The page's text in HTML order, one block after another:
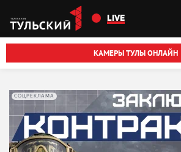
Перейти к основному содержанию
LIVE
КАМЕРЫ ТУЛЫ ОНЛАЙН
СОЦРЕКЛАМА